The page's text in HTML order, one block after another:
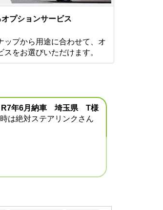
プションサービス
ップから用途に合わせて、オ
スをお選びいただけます。
R7年6月納車 埼玉県 T様
は絶対ステアリンクさん